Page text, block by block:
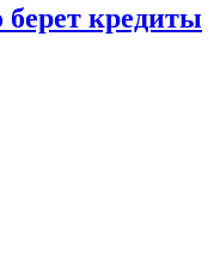
берет кредиты